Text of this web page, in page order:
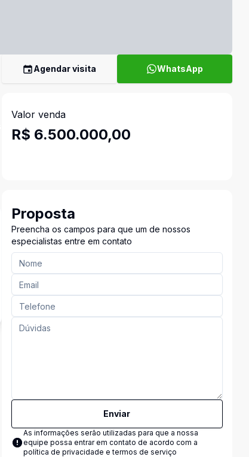
Agendar visita WhatsApp
Valor venda
R$ 6.500.000,00
Proposta
Preencha os campos para que um de nossos
especialistas entre em contato
Enviar
As informações serão utilizadas para que a nossa
equipe possa entrar em contato de acordo com a
política de privacidade e termos de serviço